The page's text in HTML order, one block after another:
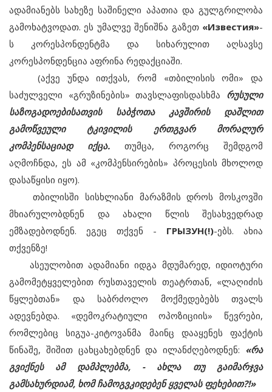
ადამიანებს სახეზე საშინელი აპათია და გულგრილობა
გამოხატვოდათ. ეს უმალვე შენიშნა გაზეთ «Известия»-
ს კორესპონდენტმა და სიხარულით აღსავსე
კორესპონდენცია აფრინა რედაქციაში.
(აქვე უნდა ითქვას, რომ «თბილისის ომი» და
საძულველი «გრუზინების» თავსლაფისდასხმა რუსული
საზოგადოებისათვის საბჭოთა კავშირის დაშლით
გამოწვეული ტკივილის ერთგვარ მორალურ
კომპენსაციად იქცა. თუმცა, როგორც შემდგომ
აღმოჩნდა, ეს ამ «კომპენსირების» პროცესის მხოლოდ
დასაწყისი იყო).
თბილისში სისხლიანი მარაზმის დროს მოსკოვში
მხიარულობდნენ და ახალი წლის შესახვედრად
ემზადებოდნენ. ეგეც თქვენ - ГРЫЗУН(!)-ებს. ახია
თქვენზე!
ასეულობით ადამიანი იდგა მდუმარედ, იდიოტური
გამომეტყველებით რუსთაველის თეატრთან, «ლაღიძის
წყლებთან» და საბრძოლო მოქმედებებს თვალს
ადევნებდა. «დემოკრატიული ოპოზიციის» წევრები,
რომლებიც სიგუა-კიტოვანმა მაინც დააყენეს ფაქტის
წინაშე, შიშით ცახცახებდნენ და ილანძღებოდნენ: «რა
გვიქნეს ამ დამპლებმა, - ახლა თუ გაიმარჯვა
გამსახურდიამ, ხომ ჩამოგვკიდებენ ყველას ფეხებით?!»